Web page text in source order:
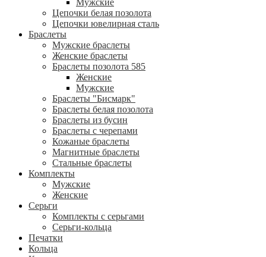
Мужские
Цепочки белая позолота
Цепочки ювелирная сталь
Браслеты
Мужские браслеты
Женские браслеты
Браслеты позолота 585
Женские
Мужские
Браслеты "Бисмарк"
Браслеты белая позолота
Браслеты из бусин
Браслеты с черепами
Кожаные браслеты
Магнитные браслеты
Стальные браслеты
Комплекты
Мужские
Женские
Серьги
Комплекты с серьгами
Серьги-кольца
Печатки
Кольца